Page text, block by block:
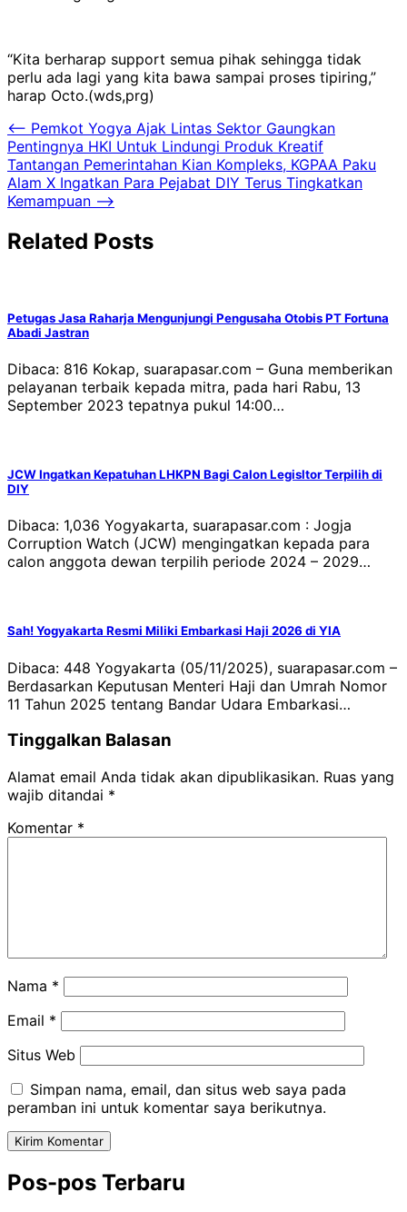
“Kita berharap support semua pihak sehingga tidak
perlu ada lagi yang kita bawa sampai proses tipiring,”
harap Octo.(wds,prg)
Navigasi
pos
⟵ Pemkot Yogya Ajak Lintas Sektor Gaungkan
Pentingnya HKI Untuk Lindungi Produk Kreatif
Tantangan Pemerintahan Kian Kompleks, KGPAA Paku
Alam X Ingatkan Para Pejabat DIY Terus Tingkatkan
Kemampuan ⟶
Related Posts
Petugas Jasa Raharja Mengunjungi Pengusaha Otobis PT Fortuna
Abadi Jastran
Dibaca: 816 Kokap, suarapasar.com – Guna memberikan
pelayanan terbaik kepada mitra, pada hari Rabu, 13
September 2023 tepatnya pukul 14:00…
JCW Ingatkan Kepatuhan LHKPN Bagi Calon Legisltor Terpilih di
DIY
Dibaca: 1,036 Yogyakarta, suarapasar.com : Jogja
Corruption Watch (JCW) mengingatkan kepada para
calon anggota dewan terpilih periode 2024 – 2029…
Sah! Yogyakarta Resmi Miliki Embarkasi Haji 2026 di YIA
Dibaca: 448 Yogyakarta (05/11/2025), suarapasar.com –
Berdasarkan Keputusan Menteri Haji dan Umrah Nomor
11 Tahun 2025 tentang Bandar Udara Embarkasi…
Tinggalkan Balasan
Alamat email Anda tidak akan dipublikasikan. Ruas yang
wajib ditandai *
Komentar *
Nama *
Email *
Situs Web
Simpan nama, email, dan situs web saya pada
peramban ini untuk komentar saya berikutnya.
Pos-pos Terbaru